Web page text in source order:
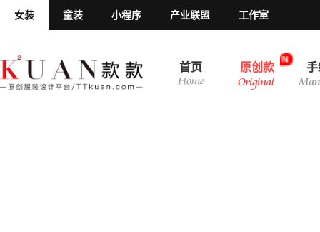
女装 童装 小程序 产业联盟 工作室
首页 原创款
N